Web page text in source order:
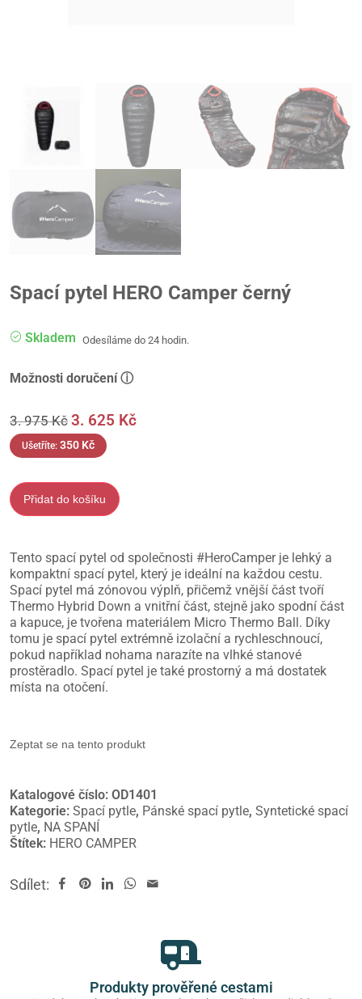
Spací pytel HERO Camper černý
Skladem Odesíláme do 24 hodin.
Možnosti doručení ⓘ
3. 975Kč 3. 625 Kč
Ušetříte: 350 Kč
Přidat do košíku
Tento spací pytel od společnosti #HeroCamper je lehký a
kompaktní spací pytel, který je ideální na každou cestu.
Spací pytel má zónovou výplň, přičemž vnější část tvoří
Thermo Hybrid Down a vnitřní část, stejně jako spodní část
a kapuce, je tvořena materiálem Micro Thermo Ball. Díky
tomu je spací pytel extrémně izolační a rychleschnoucí,
pokud například nohama narazíte na vlhké stanové
prostěradlo. Spací pytel je také prostorný a má dostatek
místa na otočení.
Zeptat se na tento produkt
Katalogové číslo: OD1401
Kategorie: Spací pytle, Pánské spací pytle, Syntetické spací
pytle, NA SPANÍ
Štítek: HERO CAMPER
Sdílet:
Produkty prověřené cestami